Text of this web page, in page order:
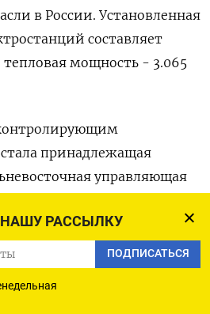
РАССЫЛКУ
ПОДПИСАТЬСЯ
в России. Установленная
составляет
тепловая мощность - 3.065
принадлежащая
управляющая
в 2023 году выросла на
рублей, EBITDA